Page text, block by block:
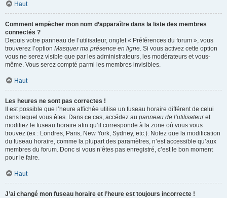
Haut
Comment empêcher mon nom d’apparaître dans la liste des membres
connectés ?
Depuis votre panneau de l’utilisateur, onglet « Préférences du forum », vous
trouverez l’option Masquer ma présence en ligne. Si vous activez cette option
vous ne serez visible que par les administrateurs, les modérateurs et vous-
même. Vous serez compté parmi les membres invisibles.
Haut
Les heures ne sont pas correctes !
Il est possible que l’heure affichée utilise un fuseau horaire différent de celui
dans lequel vous êtes. Dans ce cas, accédez au panneau de l’utilisateuret
modifiez le fuseau horaire afin qu’il corresponde à la zone où vous vous
trouvez (ex : Londres, Paris, New York, Sydney, etc.). Notez que la modification
du fuseau horaire, comme la plupart des paramètres, n’est accessible qu’aux
membres du forum. Donc si vous n’êtes pas enregistré, c’est le bon moment
pour le faire.
Haut
J’ai changé mon fuseau horaire et l’heure est toujours incorrecte !